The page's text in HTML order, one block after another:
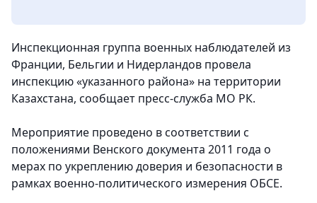
Инспекционная группа военных наблюдателей из
Франции, Бельгии и Нидерландов провела
инспекцию «указанного района» на территории
Казахстана, сообщает пресс-служба МО РК.
Мероприятие проведено в соответствии с
положениями Венского документа 2011 года о
мерах по укреплению доверия и безопасности в
рамках военно-политического измерения ОБСЕ.